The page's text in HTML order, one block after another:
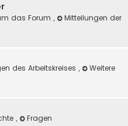
das Forum ,
Mitteilungen der
des Arbeitskreises ,
Weitere
,
Fragen